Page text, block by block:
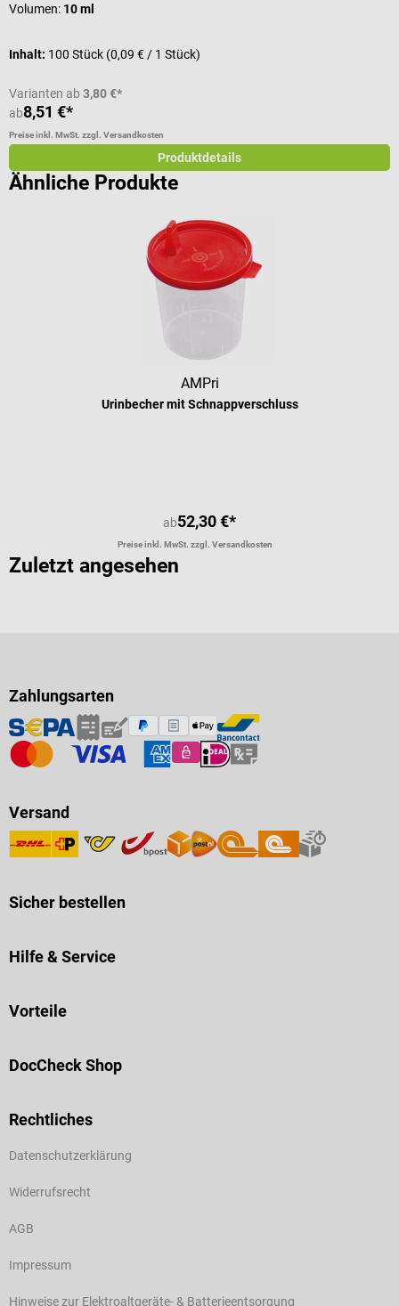
Volumen: 10 ml
Inhalt: 100 Stück (0,09 € / 1 Stück)
Varianten ab 3,80 €*
ab8,51 €*
Preise inkl. MwSt. zzgl. Versandkosten
Produktdetails
Ähnliche Produkte
AMPri
Urinbecher mit Schnappverschluss
ab52,30 €*
Preise inkl. MwSt. zzgl. Versandkosten
Zuletzt angesehen
Zahlungsarten
Versand
Sicher bestellen
Hilfe & Service
Vorteile
DocCheck Shop
Rechtliches
Datenschutzerklärung
Widerrufsrecht
AGB
Impressum
Hinweise zur Elektroaltgeräte- & Batterieentsorgung